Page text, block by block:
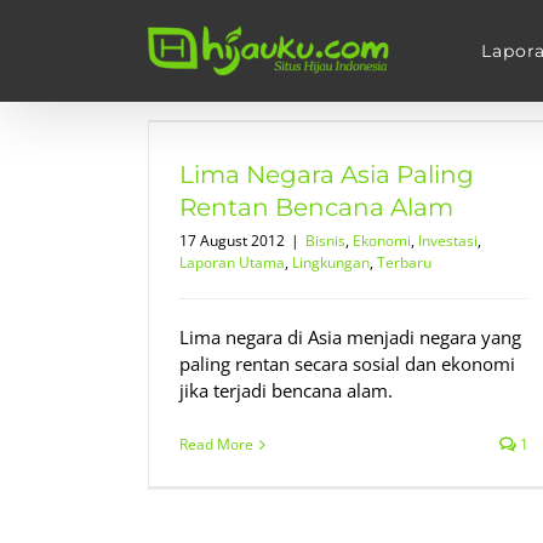
Lima Negara Asia Paling
Rentan Bencana Alam
17 August 2012 | Bisnis, Ekonomi, Investasi,
Laporan Utama, Lingkungan,Terbaru
Lima negara di Asia menjadi negara yang
paling rentan secara sosial dan ekonomi
jika terjadi bencana alam.
Read More 1